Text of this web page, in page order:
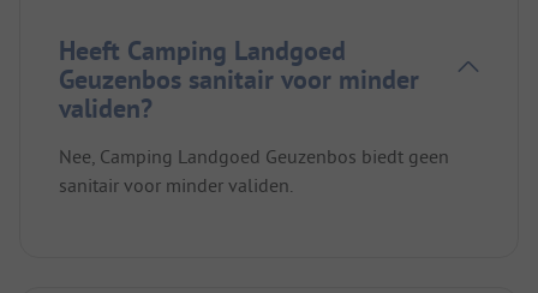
Heeft Camping Landgoed
Geuzenbos sanitair voor minder
validen?
Nee, Camping Landgoed Geuzenbos biedt geen
sanitair voor minder validen.